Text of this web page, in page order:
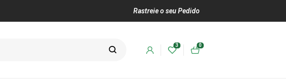
Rastreie o seu Pedido
3 0